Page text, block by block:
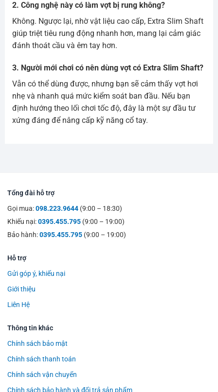
2. Công nghệ này có làm vợt bị rung không?
Không. Ngược lại, nhờ vật liệu cao cấp, Extra Slim Shaft
giúp triệt tiêu rung động nhanh hơn, mang lại cảm giác
đánh thoát cầu và êm tay hơn.
3. Người mới chơi có nên dùng vợt có Extra Slim Shaft?
Vẫn có thể dùng được, nhưng bạn sẽ cảm thấy vợt hơi
nhẹ và nhanh quá mức kiểm soát ban đầu. Nếu bạn
định hướng theo lối chơi tốc độ, đây là một sự đầu tư
xứng đáng để nâng cấp kỹ năng cổ tay.
Tổng đài hỗ trợ
Gọi mua:098.223.9644 (9:00 – 18:30)
Khiếu nại:0395.455.795 (9:00 – 19:00)
Bảo hành:0395.455.795 (9:00 – 19:00)
Hỗ trợ
Gửi góp ý, khiếu nại
Giới thiệu
Liên Hệ
Thông tin khác
Chính sách bảo mật
Chính sách thanh toán
Chính sách vận chuyển
Chính sách bảo hành và đổi trả sản phẩm